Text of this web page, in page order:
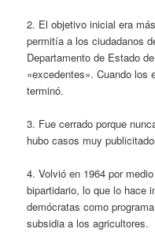
2. El objetivo inicial era
permitía a los ciudadanos
Departamento de Estado
«excedentes». Cuando los
terminó.
3. Fue cerrado porque
hubo casos muy
4. Volvió en 1964 por
bipartidario, lo que lo hace
demócratas como
subsidia a los agricultores.